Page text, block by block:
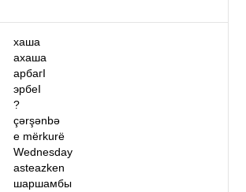
хаша
ахаша
арбагI
эрбеI
?
çərşənbə
e mërkurë
Wednesday
asteazken
шаршамбы